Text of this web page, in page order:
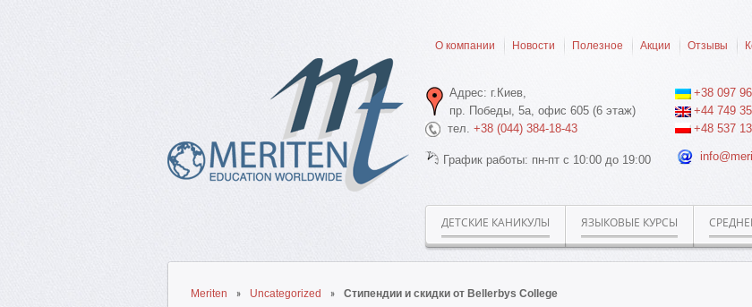
О компании Новости Полезное Акции Отзывы
+38 097
+44 749
+48 537
Адрес: г.Киев,
пр. Победы, 5а, офис 605 (6 этаж)
тел. +38 (044) 384-18-43
График работы: пн-пт с 10:00 до 19:00
ДЕТСКИЕ КАНИКУЛЫ ЯЗЫКОВЫЕ КУРСЫ
Meriten Uncategorized Стипендии и скидки от Bellerbys College